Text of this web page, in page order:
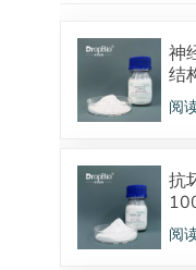
神
结
果
阅
抗
生
阅